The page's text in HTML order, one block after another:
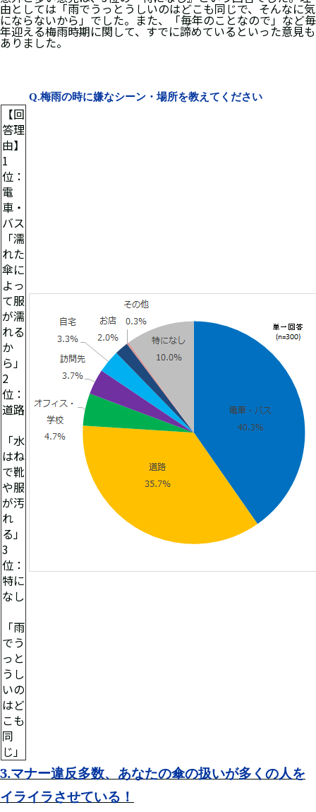
由としては「雨でうっとうしいのはどこも同じで、そんなに気
にならないから」でした。また、「毎年のことなので」など毎
年迎える梅雨時期に関して、すでに諦めているといった意見も
ありました。
Q.梅雨の時に嫌なシーン・場所を教えてください
【回
答理
由】
1
位：
電
車・
バス
「濡
れた
傘に
よっ
て服
が濡
れる
か
ら」
2
位：
道路
「水
はね
で靴
や服
が汚
れ
る」
3
位：
特に
なし
「雨
でう
っと
うし
いの
はど
こも
同
じ」
3.マナー違反多数、あなたの傘の扱いが多くの人を
イライラさせている！